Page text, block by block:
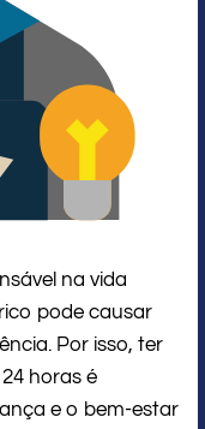
na vida
pode causar
Por isso, ter
horas é
e o bem-estar